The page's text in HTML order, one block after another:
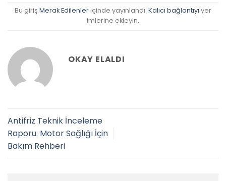
Bu giriş Merak Edilenleriçinde yayınlandı. Kalıcı bağlantıyı yer
imlerine ekleyin.
OKAY ELALDI
Antifriz Teknik İnceleme
Raporu: Motor Sağlığı İçin
Bakım Rehberi